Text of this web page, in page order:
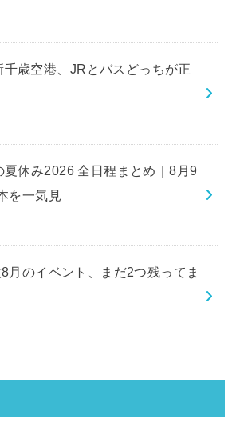
千歳空港、JRとバスどっちが正
夏休み2026 全日程まとめ｜8月9
を一気見
月のイベント、まだ2つ残ってま